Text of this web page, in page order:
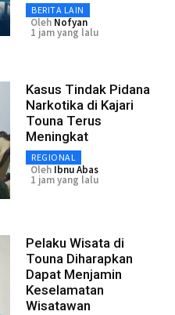
BERITA LAIN
Oleh Nofyan
1 jam yang lalu
Kasus Tindak Pidana
Narkotika di Kajari
Touna Terus
Meningkat
REGIONAL
Oleh Ibnu Abas
1 jam yang lalu
Pelaku Wisata di
Touna Diharapkan
Dapat Menjamin
Keselamatan
Wisatawan